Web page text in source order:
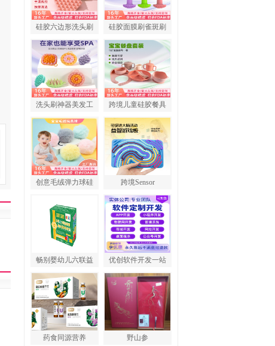
硅胶六边形洗头刷 硅胶面膜刷雀斑刷
洗头刷神器美发工 跨境儿童硅胶餐具
创意毛绒弹力球硅 跨境Sensor
畅别婴幼儿六联益 优创软件开发一站
药食同源营养 野山参